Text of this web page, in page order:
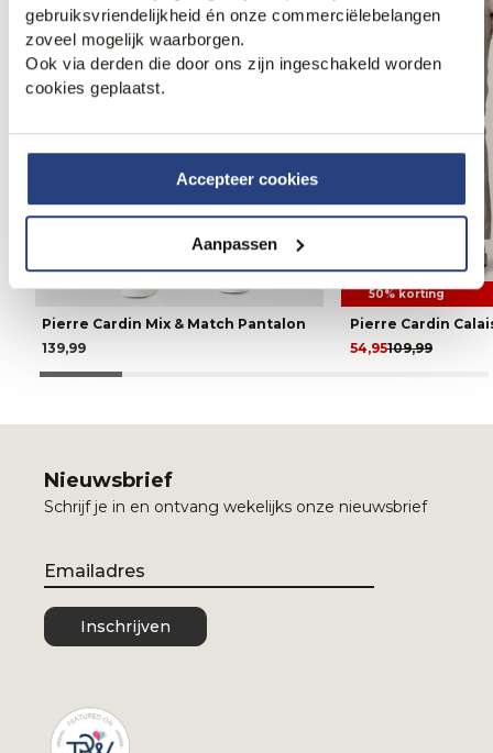
gebruiksvriendelijkheid én onze commerciëlebelangen
zoveel mogelijk waarborgen.
Ook via derden die door ons zijn ingeschakeld worden
cookies geplaatst.
Accepteer cookies
Aanpassen
Pierre Cardin Mix & Match Pantalon
139,99
50% korting
Pierre Cardin
109,99
54,95
Nieuwsbrief
Schrijf je in en ontvang wekelijks onze nieuwsbrief
Email
Inschrijven